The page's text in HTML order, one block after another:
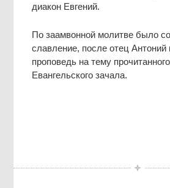
диакон Евгений.
По заамвонной молитве было
славление, после отец Антоний
проповедь на тему
Евангельского зачала.